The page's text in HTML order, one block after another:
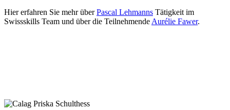
Hier erfahren Sie mehr überPascal Lehmanns Tätigkeit im
Swissskills Team und über die Teilnehmende Aurélie Fawer.